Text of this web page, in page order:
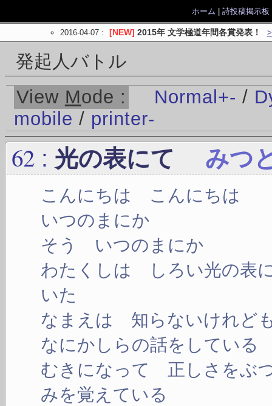
ホーム 詩投稿掲示板
2016-04-07: [NEW] 2015年 文学極道年間各賞発表！
発起人バトル
View Mode : Normal +- /
mobile / printer-
62 : 光の表にて みつ
こんにちは こんにちは
いつのまにか
そう いつのまにか
わたくしは しろい光の表
いた
なまえは 知らないけれど
なにかしらの話をしている
むきになって 正しさを
みを覚えている